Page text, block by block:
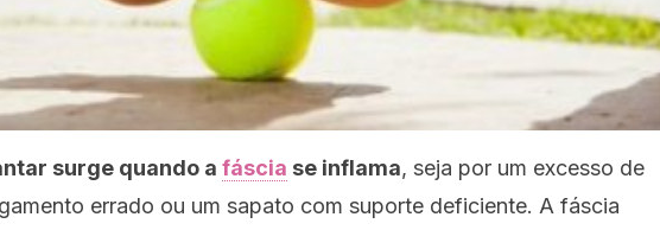
surge quando a fáscia se inflama, seja por um excesso de
errado ou um sapato com suporte deficiente. A fáscia